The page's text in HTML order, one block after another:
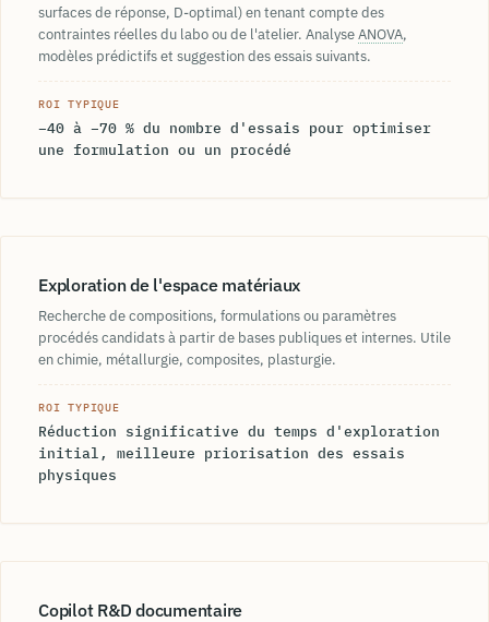
surfaces de réponse, D-optimal) en tenant compte des
contraintes réelles du labo ou de l'atelier. AnalyseANOVA,
modèles prédictifs et suggestion des essais suivants.
ROI TYPIQUE
−40 à −70 % du nombre d'essais pour optimiser
une formulation ou un procédé
Exploration de l'espace matériaux
Recherche de compositions, formulations ou paramètres
procédés candidats à partir de bases publiques et internes. Utile
en chimie, métallurgie, composites, plasturgie.
ROI TYPIQUE
Réduction significative du temps d'exploration
initial, meilleure priorisation des essais
physiques
Copilot R&D documentaire